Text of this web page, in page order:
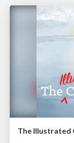
The Illustrated